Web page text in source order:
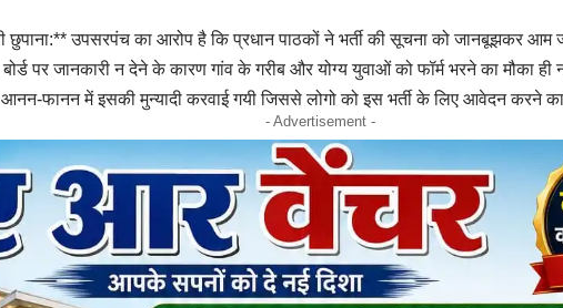
छुपाना:** उपसरपंच का आरोप है कि प्रधान पाठकों ने भर्ती की सूचना को जानबूझकर
बोर्ड पर जानकारी न देने के कारण गांव के गरीब और योग्य युवाओं को फॉर्म भरने का मौका ही
फानन में इसकी मुन्यादी करवाई गयी जिससे लोगो को इस भर्ती के लिए आवेदन करने
- Advertisement -